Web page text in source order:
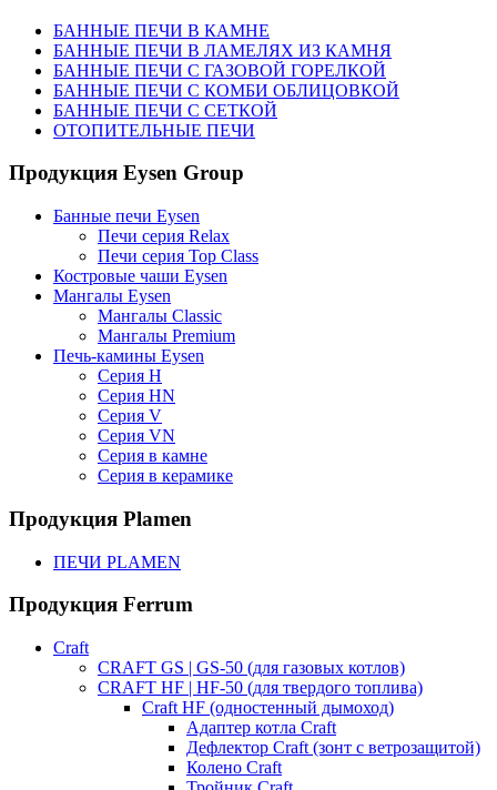
БАННЫЕ ПЕЧИ В КАМНЕ
БАННЫЕ ПЕЧИ В ЛАМЕЛЯХ ИЗ КАМНЯ
БАННЫЕ ПЕЧИ С ГАЗОВОЙ ГОРЕЛКОЙ
БАННЫЕ ПЕЧИ С КОМБИ ОБЛИЦОВКОЙ
БАННЫЕ ПЕЧИ С СЕТКОЙ
ОТОПИТЕЛЬНЫЕ ПЕЧИ
Продукция Eysen Group
Банные печи Eysen
Печи серия Relax
Печи серия Top Class
Костровые чаши Eysen
Мангалы Eysen
Мангалы Classic
Мангалы Premium
Печь-камины Eysen
Серия H
Серия HN
Серия V
Серия VN
Серия в камне
Серия в керамике
Продукция Plamen
ПЕЧИ PLAMEN
Продукция Ferrum
Craft
CRAFT GS | GS-50 (для газовых котлов)
CRAFT HF | HF-50 (для твердого топлива)
Craft HF (одностенный дымоход)
Адаптер котла Craft
Дефлектор Craft (зонт с ветрозащитой)
Колено Craft